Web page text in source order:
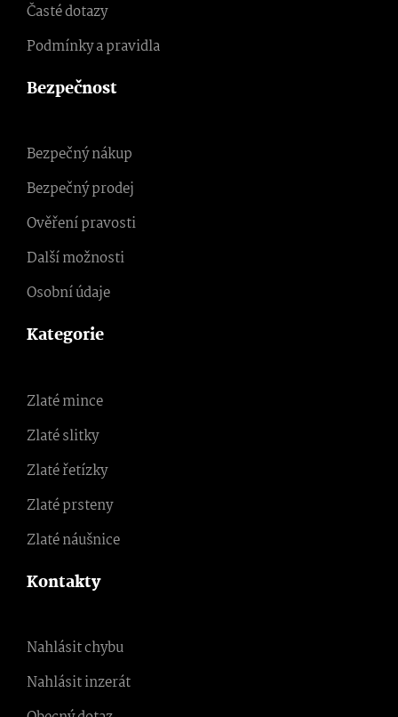
Časté dotazy
Podmínky a pravidla
Bezpečnost
Bezpečný nákup
Bezpečný prodej
Ověření pravosti
Další možnosti
Osobní údaje
Kategorie
Zlaté mince
Zlaté slitky
Zlaté řetízky
Zlaté prsteny
Zlaté náušnice
Kontakty
Nahlásit chybu
Nahlásit inzerát